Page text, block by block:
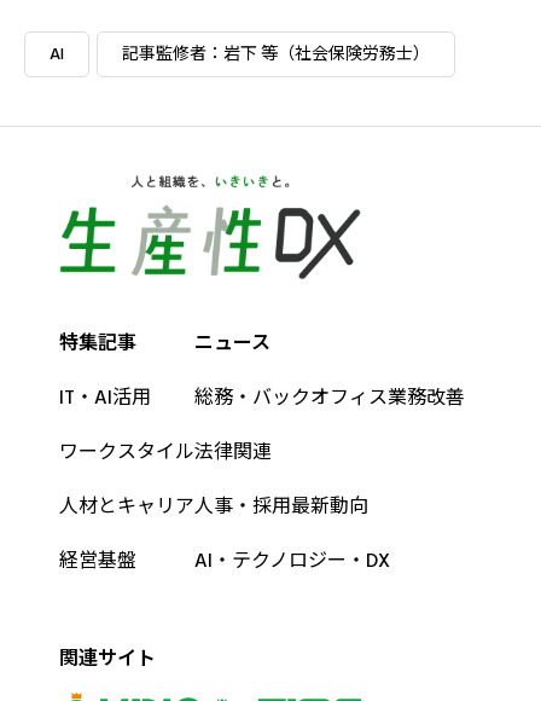
AI 記事監修者：岩下 等（社会保険労務士）
特集記事
IT・AI活用
ワークスタイル
人材とキャリア
経営基盤
ニュース
総務・バックオフィス業務改善
法律関連
人事・採用最新動向
AI・テクノロジー・DX
関連サイト